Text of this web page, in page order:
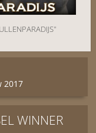
2017
WINNER